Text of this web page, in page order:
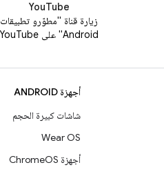
YouTube
زيارة قناة "مطوّرو تطبيقات
Android" على YouTube
أجهزة ANDROID
شاشات كبيرة الحجم
Wear OS
أجهزة ChromeOS